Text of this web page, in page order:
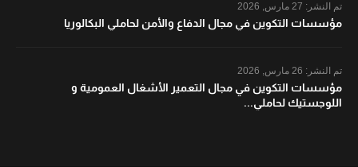
تم النشر:
مؤسسات التكوين في مجال الدفاع والأمن لحاملي البكالوريا
تم النشر:
مؤسسات التكوين في مجال التعمير الأشغال العمومية و
اللوجستيك لحاملي...